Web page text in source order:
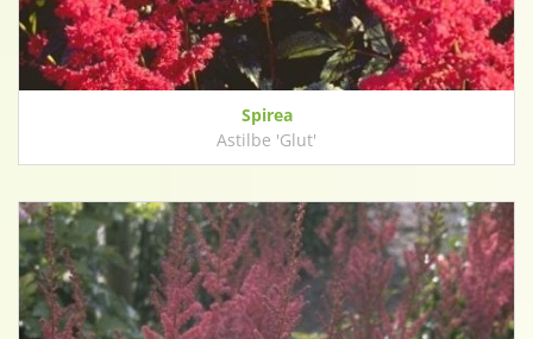
Spirea
Astilbe 'Glut'